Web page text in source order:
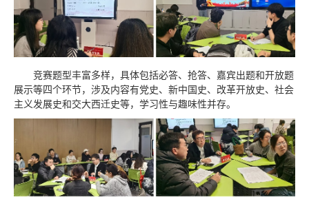
竞赛题型丰富多样，具体包括必答、抢答、嘉宾出题和开放题
展示等四个环节，涉及内容有党史、新中国史、改革开放史、社会
主义发展史和交大西迁史等，学习性与趣味性并存。